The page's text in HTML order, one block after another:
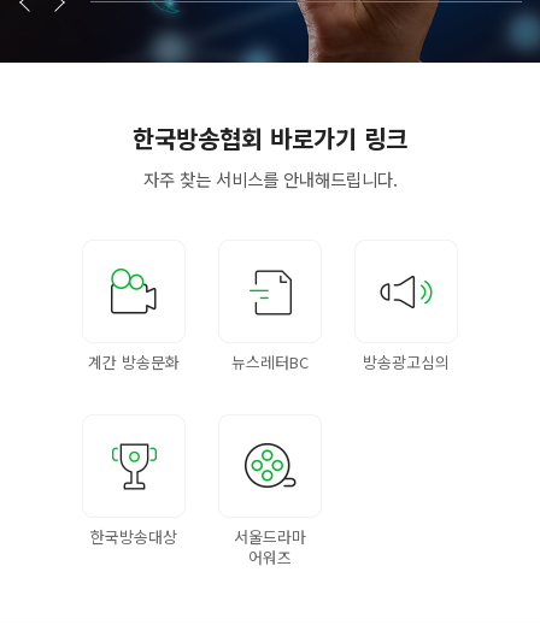
한국방송협회 바로가기 링크
자주 찾는 서비스를안내해드립니다.
계간 방송문화 뉴스레터BC 방송광고심의
한국방송대상
서울드라마
어워즈